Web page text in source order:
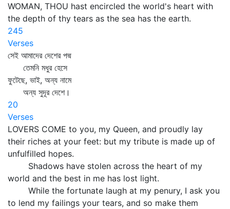
WOMAN, THOU hast encircled the world's heart with
the depth of thy tears as the sea has the earth.
245
Verses
সেই আমাদের দেশের পদ্ম
তেমনি মধুর হেসে
ফুটেছে, ভাই, অন্য নামে
অন্য সুদূর দেশে।
20
Verses
LOVERS COME to you, my Queen, and proudly lay
their riches at your feet: but my tribute is made up of
unfulfilled hopes.
Shadows have stolen across the heart of my
world and the best in me has lost light.
While the fortunate laugh at my penury, I ask you
to lend my failings your tears, and so make them